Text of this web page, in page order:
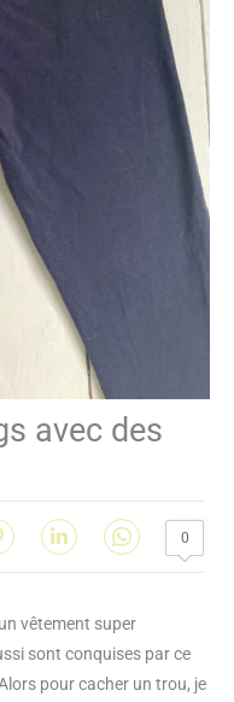
avec des
0
vêtement super
sont conquises par ce
pour cacher un trou, je